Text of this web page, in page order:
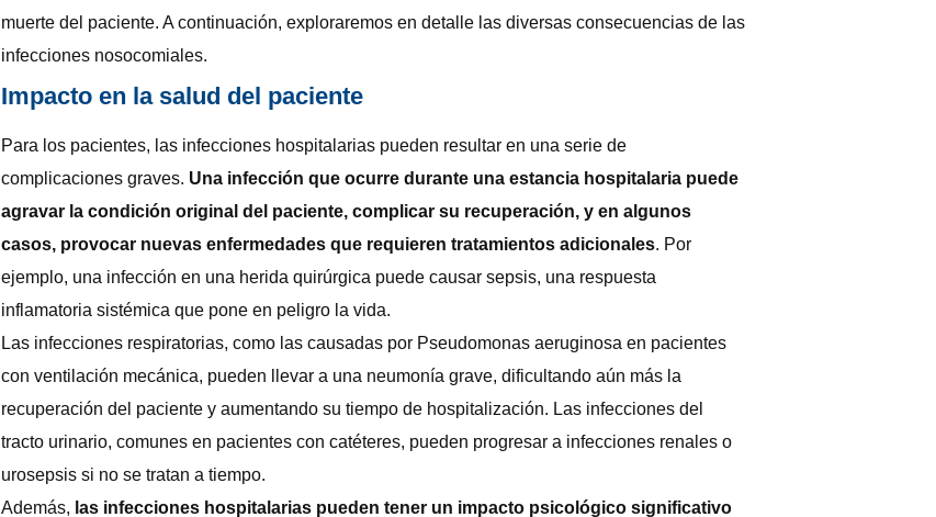
muerte del paciente. A continuación, exploraremos en detalle las diversas consecuencias de las
infecciones nosocomiales.
Impacto en la salud del paciente
Para los pacientes, las infecciones hospitalarias pueden resultar en una serie de
complicaciones graves. Una infección que ocurre durante una estancia hospitalaria puede
agravar la condición original del paciente, complicar su recuperación, y en algunos
casos, provocar nuevas enfermedades que requieren tratamientos adicionales. Por
ejemplo, una infección en una herida quirúrgica puede causar sepsis, una respuesta
inflamatoria sistémica que pone en peligro la vida.
Las infecciones respiratorias, como las causadas por Pseudomonas aeruginosa en pacientes
con ventilación mecánica, pueden llevar a una neumonía grave, dificultando aún más la
recuperación del paciente y aumentando su tiempo de hospitalización. Las infecciones del
tracto urinario, comunes en pacientes con catéteres, pueden progresar a infecciones renales o
urosepsis si no se tratan a tiempo.
Además, las infecciones hospitalarias pueden tener un impacto psicológico significativo